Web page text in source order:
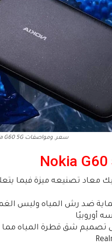
سعر. ومواصفات Nokia G60 5G
معاد تصنيعه ميزة فيما
أوروبيًا
شق قطرة المياه مما